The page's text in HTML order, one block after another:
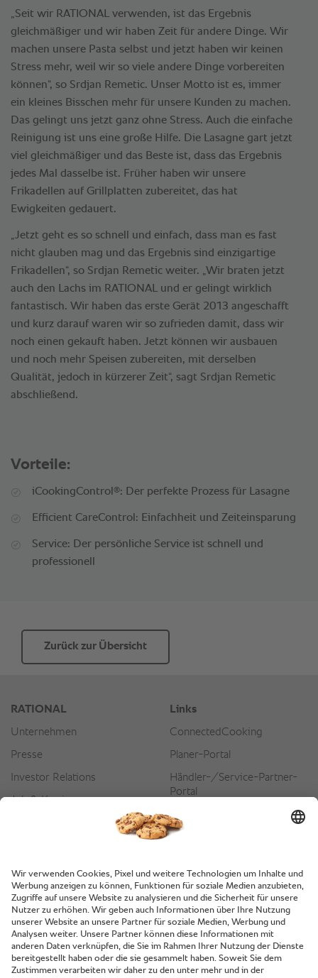
„Seit wir RATIONAL verwenden, ist das Ergebnis
gleichmäßiger und wir haben Zeit für andere Dinge. Wir
machen unsere Pasta selbst und jetzt haben wir keinen
Stress mehr, weil wir so viele andere Dinge vorbereiten
können“, so Srdjan Remetic. Unser Motto ist es, immer
ein kleines Bisschen mehr für unsere Kunden zu machen.
Das gelingt uns jetzt ganz ohne Stress. Auch die einfache
Reinigung ist uns eine große Hilfe. Die Lasagne gart jetzt
viel gleichmäßiger und das Beste ist, dass das Ergebnis
jedes Mal dasselbe ist. Früher haben wir unsere
Frikadellen auf Grillplatten zubereitet, das hat
Ewigkeiten gedauert.
„Jetzt geht es so schnell und einfach, dass man es fast
nicht glauben mag und das Ergebnis sind einzigartige
Frikadellen“, so Srdjan Remetic weiter. „Wir braten jetzt
auch den Lachs im RATIONAL und er gelingt wirklich
fantastisch. Wir haben das erste Gerät 2013 angeschafft
und kurz darauf waren wir so zufrieden damit, dass wir
noch einen gekauft haben. Jetzt können wir ausbauen
und noch mehr Speisen zubereiten, mit derselben
Qualität, jedoch in kürzerer Zeit“, sagt Srdjan Remetic
abschließend.
Vorteile:
iCookingControl ®: Der perfekte Prozess für Lasagne
Efficient CareControl: Einfachheit und Zeiteinsparung
Service: Der persönliche Service ist schnell und
professionell
Zurück zur Übersicht